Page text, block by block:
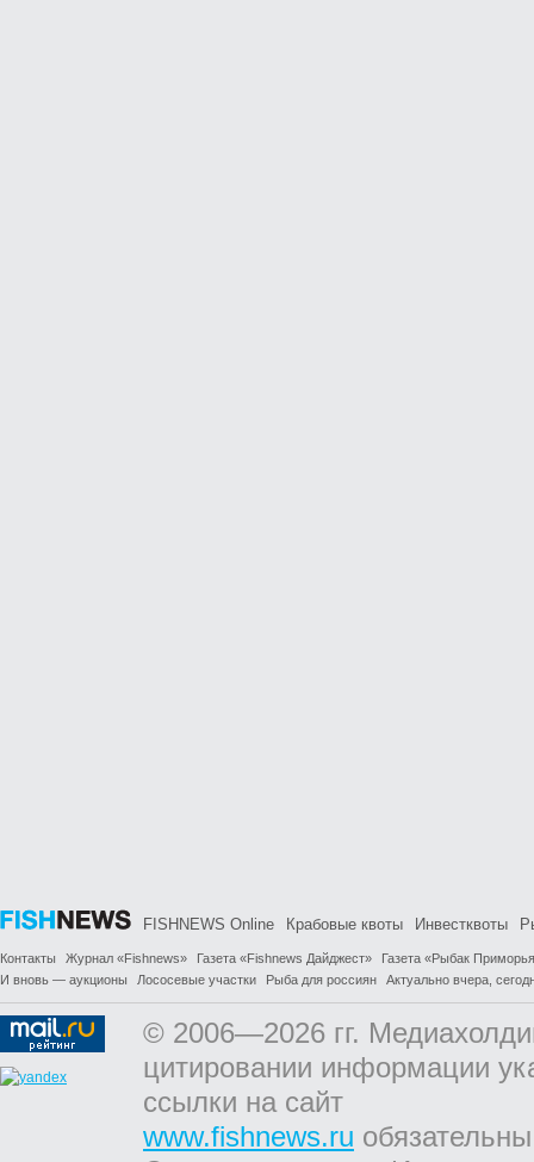
FISHNEWS Online Крабовые квоты Инвестквоты
Контакты Журнал «Fishnews» Газета «Fishnews Дайджест»
Газета «Рыбак
И вновь — аукционы
Лососевые участки Рыба для россиян Актуально вчера,
© 2006—2026 гг.
цитировании информации
ссылки на сайт
www.fishnews.ru